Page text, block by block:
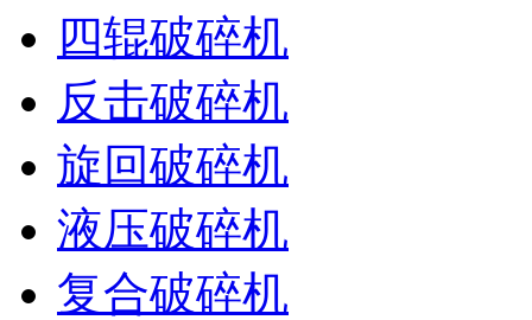
四辊破碎机
反击破碎机
旋回破碎机
液压破碎机
复合破碎机